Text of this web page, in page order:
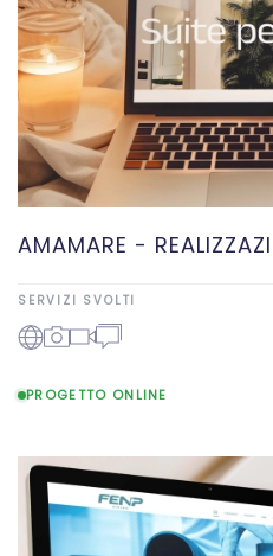
AMAMARE -
SERVIZI SVOLTI
PROGETTO ONLINE